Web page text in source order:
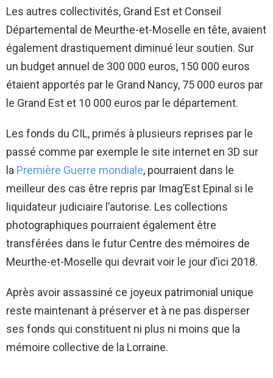
Les autres collectivités, Grand Est et Conseil
Départemental de Meurthe-et-Moselle en tête, avaient
également drastiquement diminué leur soutien. Sur
un budget annuel de 300 000 euros, 150 000 euros
étaient apportés par le Grand Nancy, 75 000 euros par
le Grand Est et 10 000 euros par le département.
Les fonds du CIL, primés à plusieurs reprises par le
passé comme par exemple le site internet en 3D sur
la Première Guerre mondiale, pourraient dans le
meilleur des cas être repris par Imag’Est Epinal si le
liquidateur judiciaire l’autorise. Les collections
photographiques pourraient également être
transférées dans le futur Centre des mémoires de
Meurthe-et-Moselle qui devrait voir le jour d’ici 2018.
Après avoir assassiné ce joyeux patrimonial unique
reste maintenant à préserver et à ne pas disperser
ses fonds qui constituent ni plus ni moins que la
mémoire collective de la Lorraine.